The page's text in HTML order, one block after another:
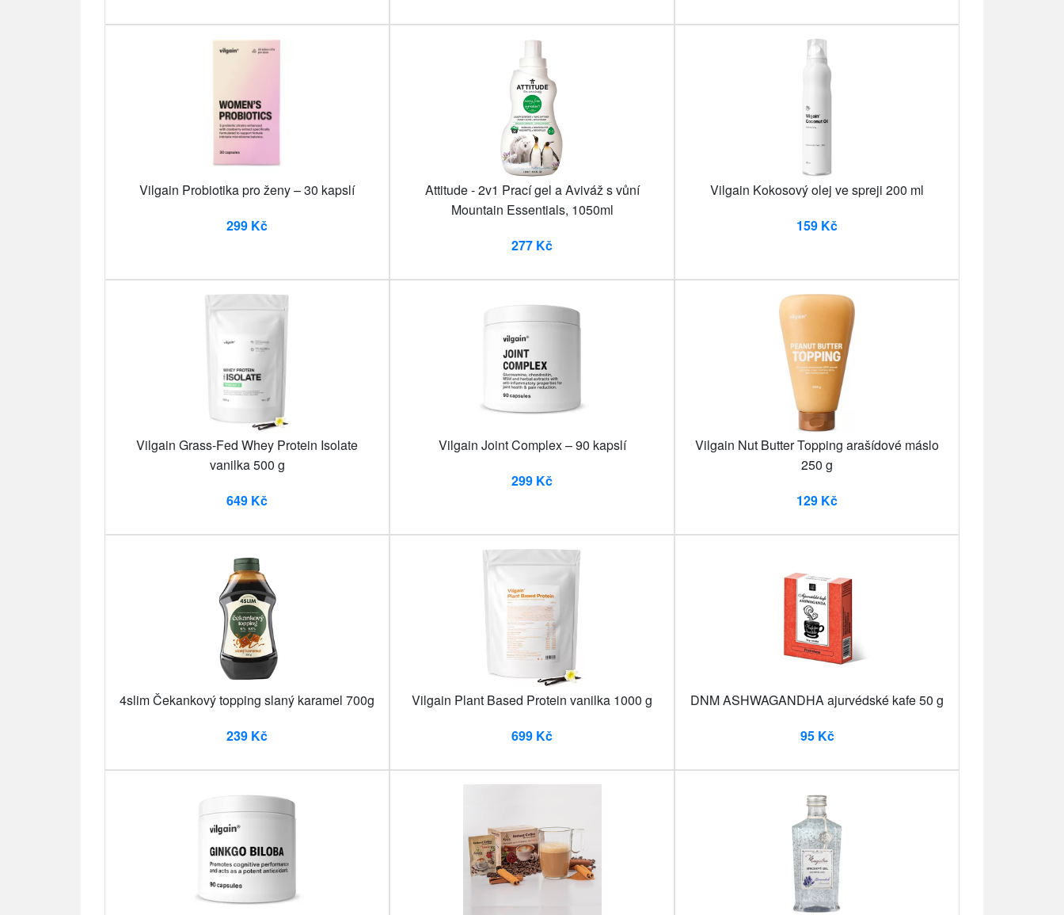
Vilgain Probiotika pro ženy – 30 kapslí
299 Kč
Attitude - 2v1 Prací gel a Aviváž s vůní
Mountain Essentials, 1050ml
277 Kč
Vilgain Kokosový olej ve spreji 200 ml
159 Kč
Vilgain Grass-Fed Whey Protein Isolate
vanilka 500 g
649 Kč
Vilgain Joint Complex – 90 kapslí
299 Kč
Vilgain Nut Butter Topping arašídové máslo
250 g
129 Kč
4slim Čekankový topping slaný karamel 700g
239 Kč
Vilgain Plant Based Protein vanilka 1000 g
699 Kč
DNM ASHWAGANDHA ajurvédské kafe 50 g
95 Kč